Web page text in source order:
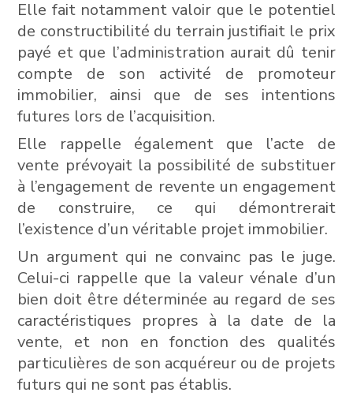
Elle fait notamment valoir que le potentiel
de constructibilité du terrain justifiait le prix
payé et que l’administration aurait dû tenir
compte de son activité de promoteur
immobilier, ainsi que de ses intentions
futures lors de l’acquisition.
Elle rappelle également que l’acte de
vente prévoyait la possibilité de substituer
à l’engagement de revente un engagement
de construire, ce qui démontrerait
l’existence d’un véritable projet immobilier.
Un argument qui ne convainc pas le juge.
Celui-ci rappelle que la valeur vénale d’un
bien doit être déterminée au regard de ses
caractéristiques propres à la date de la
vente, et non en fonction des qualités
particulières de son acquéreur ou de projets
futurs qui ne sont pas établis.